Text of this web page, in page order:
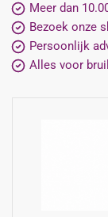
Meer dan
Bezoek onze
Persoonlijk
Alles voor